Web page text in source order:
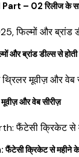
– 02 रिलीज के साथ
और ब्रांड डील्स से होती
और वेब सीरीज़
क्रिकेट से महीने के